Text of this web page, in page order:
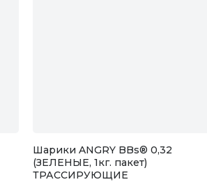
Шарики ANGRY BBs® 0,32
(ЗЕЛЕНЫЕ, 1кг. пакет)
ТРАССИРУЮЩИЕ